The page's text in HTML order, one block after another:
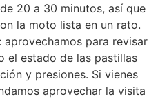
20 a 30 minutos, así que
la moto lista en un rato.
para revisar
el estado de las pastillas
y presiones. Si vienes
aprovechar la visita